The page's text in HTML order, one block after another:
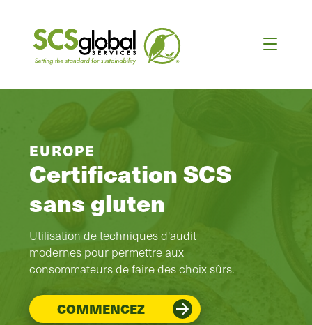
EUROPE
Certification SCS
sans gluten
Utilisation de techniques d'audit
modernes pour permettre aux
consommateurs de faire des choix sûrs.
COMMENCEZ